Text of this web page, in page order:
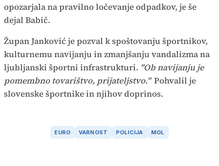
opozarjala na pravilno ločevanje odpadkov, je še
dejal Babič.
Župan Janković je pozval k spoštovanju športnikov,
kulturnemu navijanju in zmanjšanju vandalizma na
ljubljanski športni infrastrukturi. "Ob navijanju je
pomembno tovarištvo, prijateljstvo." Pohvalil je
slovenske športnike in njihov doprinos.
EURO VARNOST POLICIJA MOL